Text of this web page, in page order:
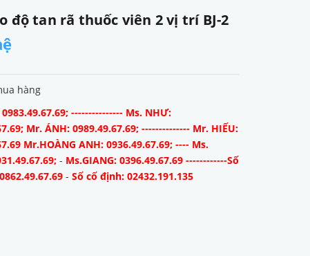
độ tan rã thuốc viên 2 vị trí BJ-2
hàng
--------------- Ms. NHƯ:
Mr. ÁNH: 0989.49.67.69; -------------- Mr. HIẾU:
Mr.HOÀNG ANH: 0936.49.67.69; ---- Ms.
- Ms.GIANG: 0396.49.67.69 ------------Số
-Số cố định: 02432.191.135